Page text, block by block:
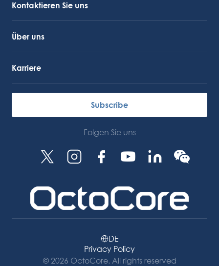
Kontaktieren Sie uns
Über uns
Karriere
Subscribe
Folgen Sie uns
Privacy Policy
© 2026 OctoCore. All rights reserved
DE